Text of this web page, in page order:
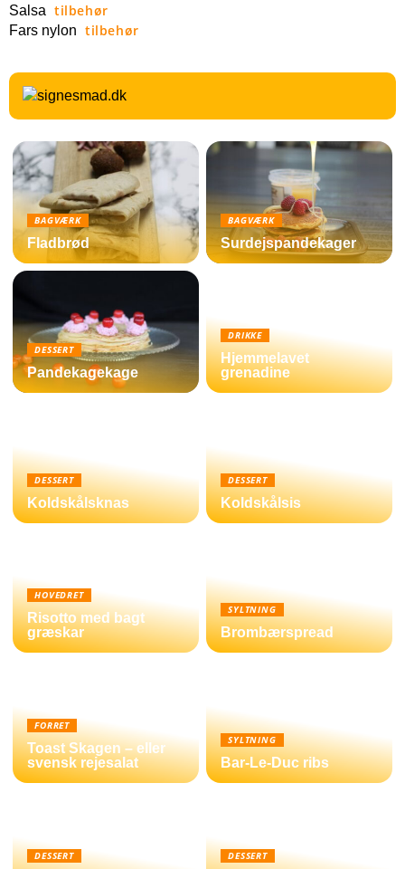
Salsa tilbehør
Fars nylon tilbehør
BAGVÆRK
Fladbrød
BAGVÆRK
Surdejspandekager
DESSERT
Pandekagekage
DRIKKE
Hjemmelavet
grenadine
DESSERT
Koldskålsknas
DESSERT
Koldskålsis
HOVEDRET
Risotto med bagt
græskar
SYLTNING
Brombærspread
FORRET
Toast Skagen – eller
svensk rejesalat
SYLTNING
Bar-Le-Duc ribs
DESSERT DESSERT